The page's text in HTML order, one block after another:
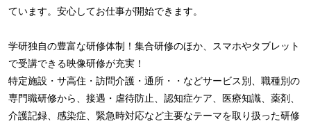
ています。安心してお仕事が開始できます。
学研独自の豊富な研修体制！集合研修のほか、スマホやタブレット
で受講できる映像研修が充実！
特定施設・サ高住・訪問介護・通所・・などサービス別、職種別の
専門職研修から、接遇・虐待防止、認知症ケア、医療知識、薬剤、
介護記録、感染症、緊急時対応など主要なテーマを取り扱った研修